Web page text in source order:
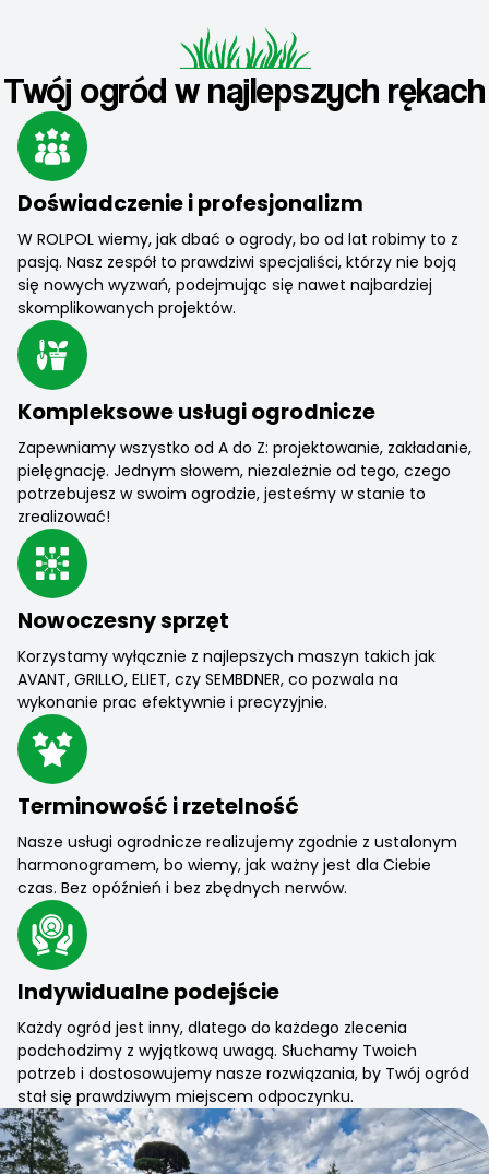
Twój ogród w najlepszych rękach
Doświadczenie i profesjonalizm
W ROLPOL wiemy, jak dbać o ogrody, bo od lat robimy to z
pasją. Nasz zespół to prawdziwi specjaliści, którzy nie boją
się nowych wyzwań, podejmując się nawet najbardziej
skomplikowanych projektów.
Kompleksowe usługi ogrodnicze
Zapewniamy wszystko od A do Z: projektowanie, zakładanie,
pielęgnację. Jednym słowem, niezależnie od tego, czego
potrzebujesz w swoim ogrodzie, jesteśmy w stanie to
zrealizować!
Nowoczesny sprzęt
Korzystamy wyłącznie z najlepszych maszyn takich jak
AVANT, GRILLO, ELIET, czy SEMBDNER, co pozwala na
wykonanie prac efektywnie i precyzyjnie.
Terminowość i rzetelność
Nasze usługi ogrodnicze realizujemy zgodnie z ustalonym
harmonogramem, bo wiemy, jak ważny jest dla Ciebie
czas. Bez opóźnień i bez zbędnych nerwów.
Indywidualne podejście
Każdy ogród jest inny, dlatego do każdego zlecenia
podchodzimy z wyjątkową uwagą. Słuchamy Twoich
potrzeb i dostosowujemy nasze rozwiązania, by Twój ogród
stał się prawdziwym miejscem odpoczynku.